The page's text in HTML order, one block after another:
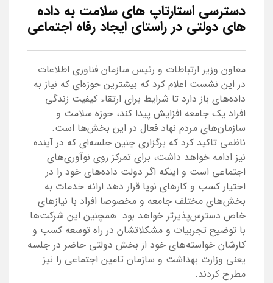
دسترسی استارتاپ های سلامت به داده
های دولتی در راستای ایجاد رفاه اجتماعی
معاون وزیر ارتباطات و رئیس سازمان فناوری اطلاعات
در این نشست اعلام کرد که بیشترین حوزه‌ای که نیاز به
داده‌های باز دارد تا شرایط برای ارتقاء کیفیت زندگی
افراد یک جامعه افزایش پیدا کند، حوزه سلامت و
سازمان‌های مردم‌ نهاد فعال در این بخش‌ها است.
ناظمی تاکید کرد که برگزاری چنین جلسه‌ای که در آینده
نیز ادامه خواهد داشت، برای تمرکز روی نوآوری‌های
اجتماعی است و اینکه اگر دولت داده‌های خود را در
اختیار کسب و کارهای نوپا قرار دهد ارائه خدمات به
بخش‌های مختلف جامعه و مخصوصا افراد با نیاز‌های
خاص دسترس‌پذیرتر خواهد بود. همچنین این شرکت‌ها
با توضیح تجربیات و مشکلاتشان در راه توسعه کسب و
کارشان خواسته‌های خود از بخش دولتی حاضر در جلسه
یعنی وزارت بهداشت و سازمان تامین اجتماعی را نیز
مطرح کردند.